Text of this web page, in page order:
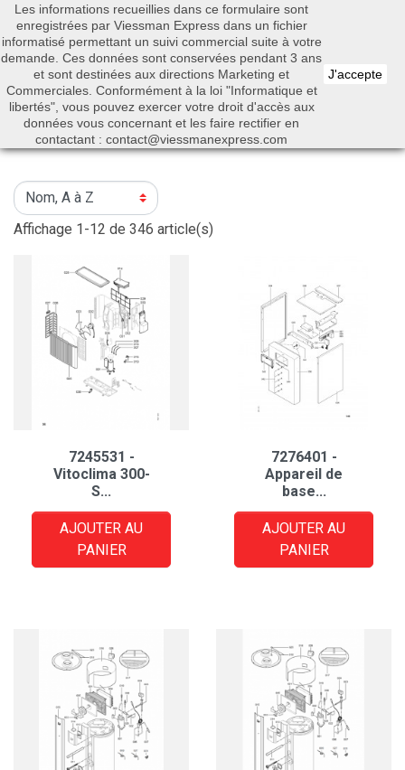

Rechercher
Affichage 1-12 de 346 article(s)
7245531 -
Vitoclima 300-
S...
AJOUTER AU
PANIER
7276401 -
Appareil de
base...
AJOUTER AU
PANIER
Les informations recueillies dans ce formulaire sont
enregistrées par Viessman Express dans un fichier
informatisé permettant un suivi commercial suite à votre
demande. Ces données sont conservées pendant 3 ans
et sont destinées aux directions Marketing et
Commerciales. Conformément à la loi "Informatique et
libertés", vous pouvez exercer votre droit d'accès aux
données vous concernant et les faire rectifier en
contactant : contact@viessmanexpress.com
J'accepte